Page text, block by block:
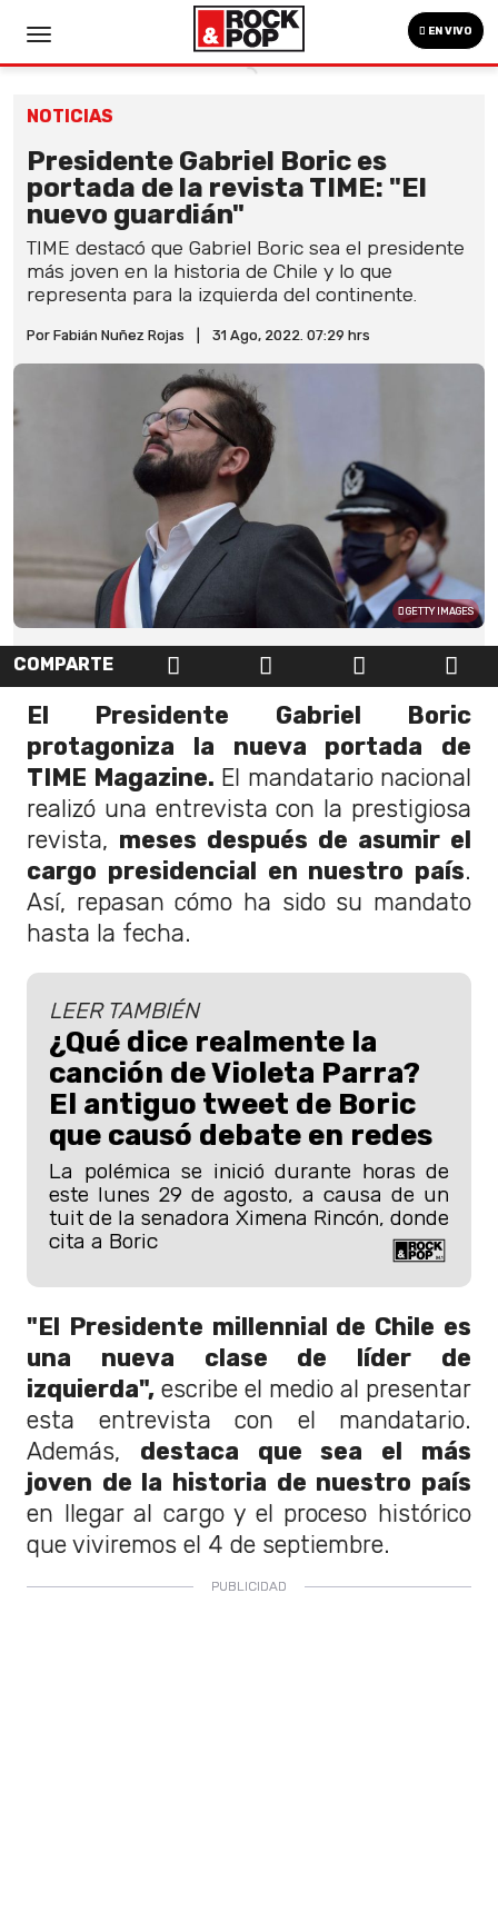
EN VIVO
NOTICIAS
Presidente Gabriel Boric es
portada de la revista TIME: "El
nuevo guardián"
TIME destacó que Gabriel Boric sea el presidente
más joven en la historia de Chile y lo que
representa para la izquierda del continente.
Por Fabián Nuñez Rojas 31 Ago, 2022. 07:29 hrs
GETTY IMAGES
COMPARTE
El Presidente Gabriel Boric
protagoniza la nueva portada de
TIME Magazine. El mandatario nacional
realizó una entrevista con la prestigiosa
revista, meses después de asumir el
cargo presidencial en nuestro país.
Así, repasan cómo ha sido su mandato
hasta la fecha.
LEER TAMBIÉN
¿Qué dice realmente la
canción de Violeta Parra?
El antiguo tweet de Boric
que causó debate en redes
La polémica se inició durante horas de
este lunes 29 de agosto, a causa de un
tuit de la senadora Ximena Rincón, donde
cita a Boric
"El Presidente millennial de Chile es
una nueva clase de líder de
izquierda", escribe el medio al presentar
esta entrevista con el mandatario.
Además, destaca que sea el más
joven de la historia de nuestro país
en llegar al cargo y el proceso histórico
que viviremos el 4 de septiembre.